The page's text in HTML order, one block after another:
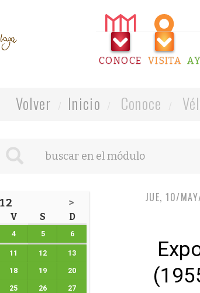
CONOCE VISITA
Volver Inicio Conoce
>
V S D
4 5 6
11 12 13
18 19 20
25 26 27
JUE, 10/